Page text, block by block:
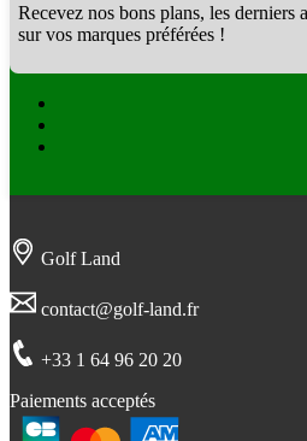
Recevez nos bons plans, les derniers
sur vos marques préférées !
Golf Land
contact@golf-land.fr
+33 1 64 96 20 20
Paiements acceptés